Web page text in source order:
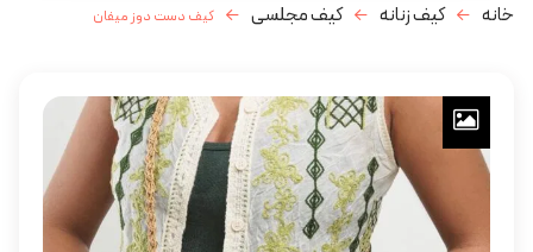
خانه کیف زنانه کیف مجلسی کیف دست دوز میفان